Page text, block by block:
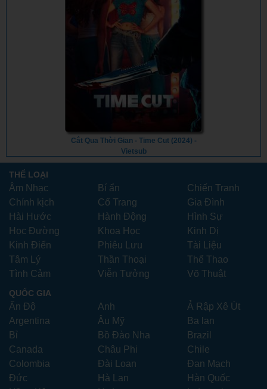
Cắt Qua Thời Gian - Time Cut (2024) -
Vietsub
THỂ LOẠI
Âm Nhạc Bí ẩn
Chiến Tranh
Chính kịch
Cổ Trang
Gia Đình
Hài Hước
Hành Động
Hình Sự
Học Đường
Khoa Học
Kinh Dị
Kinh Điển
Phiêu Lưu
Tài Liệu
Tâm Lý
Thần Thoại
Thể Thao
Tình Cảm
Viễn Tưởng Võ Thuật
QUỐC GIA
Ấn Độ Anh
Ả Rập Xê Út
Argentina
Âu Mỹ
Ba lan
Bỉ
Bồ Đào Nha
Brazil
Canada
Châu Phi
Chile
Colombia
Đài Loan
Đan Mạch
Đức
Hà Lan
Hàn Quốc